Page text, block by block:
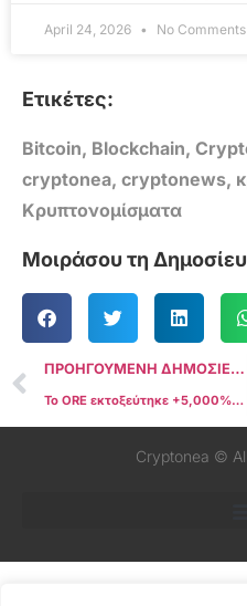
April 24, 2026 No Comments
Ετικέτες:
Bitcoin, Blockchain,
cryptonea, cryptonews,
Κρυπτονομίσματα
Μοιράσου τη
ΠΡΟΗΓΟΥΜΕΝΗ ΔΗΜΟΣΙΕΥΣΗ
Το ORE εκτοξεύτηκε +5,000% σε 30 μέρες — και κανείς δεν κατάλαβε πώς!
Cryptonea ©